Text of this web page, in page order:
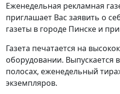
Еженедельная рекламная
приглашает Вас заявить о
газеты в городе Пинске и
Газета печатается на
оборудовании. Выпускается
полосах, еженедельный
экземпляров.